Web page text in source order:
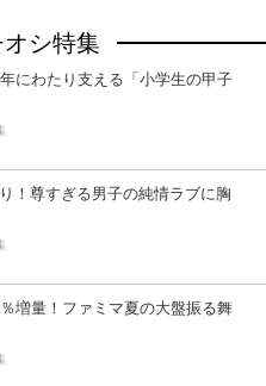
シ特集
にわたり支える「小学生の甲子
！尊すぎる男子の純情ラブに胸
増量！ファミマ夏の大盤振る舞